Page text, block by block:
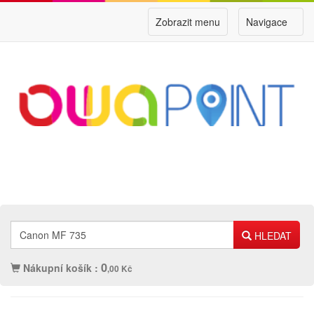
Navigace
Zobrazit menu
HLEDAT
Nákupní košík : 0,00 Kč